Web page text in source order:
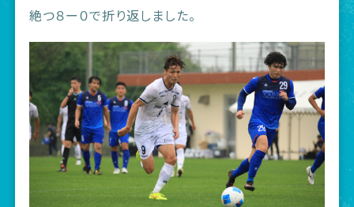
絶つ８ー０で折り返しました。